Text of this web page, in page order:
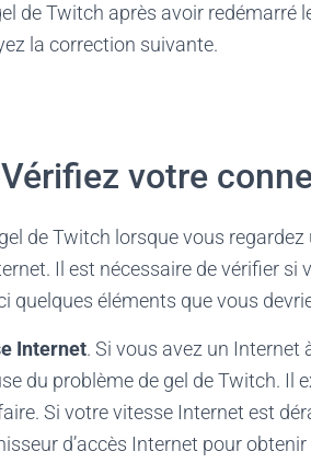
de Twitch après avoir redémarré
la correction suivante.
votre
de Twitch lorsque vous regardez
Il est nécessaire de vérifier si
quelques éléments que vous
Internet. Si vous avez un Internet
du problème de gel de Twitch. Il
Si votre vitesse Internet est
d’accès Internet pour obtenir